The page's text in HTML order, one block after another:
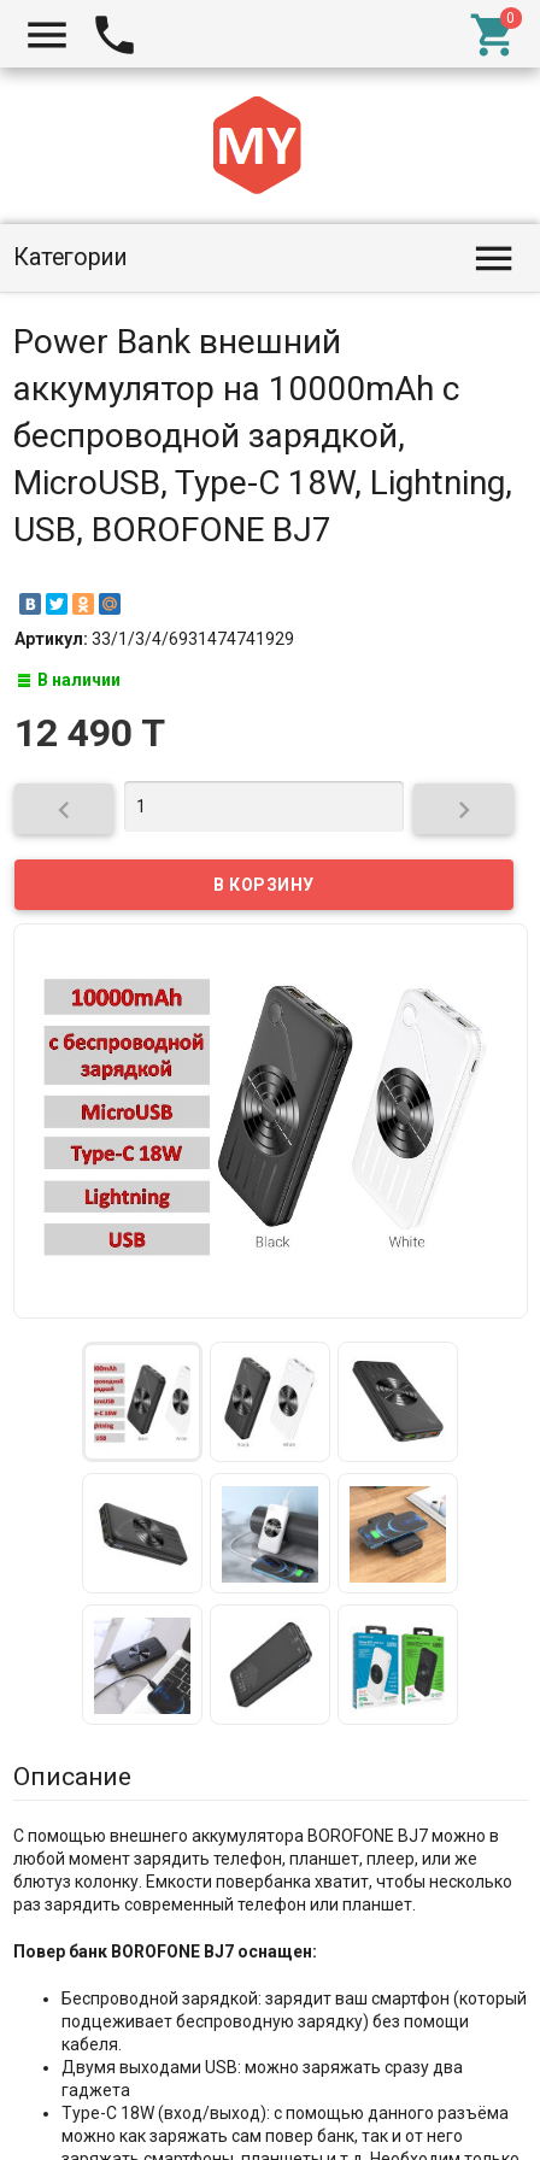
  
Категории 
Power Bank внешний
аккумулятор на 10000mAh с
беспроводной зарядкой,
MicroUSB, Type-C 18W, Lightning,
USB, BOROFONE BJ7
Артикул: 33/1/3/4/6931474741929
В наличии
12 490 T
 
Описание
С помощью внешнего аккумулятора BOROFONE BJ7 можно в
любой момент зарядить телефон, планшет, плеер, или же
блютуз колонку. Емкости повербанка хватит, чтобы несколько
раз зарядить современный телефон или планшет.
Повер банк BOROFONE BJ7 оснащен:
Беспроводной зарядкой: зарядит ваш смартфон (который
подцеживает беспроводную зарядку) без помощи
кабеля.
Двумя выходами USB: можно заряжать сразу два
гаджета
Type-C 18W (вход/выход): с помощью данного разъёма
можно как заряжать сам повер банк, так и от него